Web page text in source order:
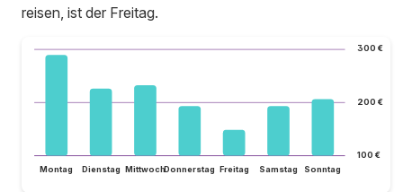
reisen, ist der Freitag.
100 €
200 €
300 €
Montag Dienstag MittwochDonnerstag Freitag Samstag Sonntag